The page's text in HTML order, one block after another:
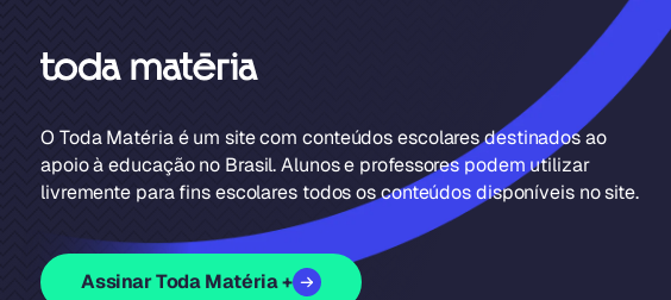
O Toda Matéria é um site com conteúdos escolares destinados ao
apoio à educação no Brasil. Alunos e professores podem utilizar
livremente para fins escolares todos os conteúdos disponíveis no site.
Assinar Toda Matéria +